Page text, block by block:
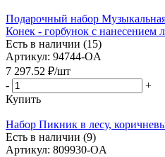
Подарочный набор
Конек - горбунок с нанесением
Есть в наличии (15)
Артикул: 94744-OA
7 297.52 ₽/шт
-
+
Купить
Набор Пикник в лесу,
Есть в наличии (9)
Артикул: 809930-OA